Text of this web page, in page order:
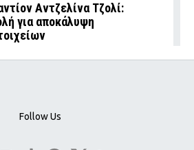
Αντζελίνα Τζολί:
για αποκάλυψη
Follow Us